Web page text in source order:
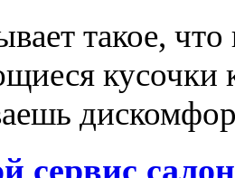
такое,
сервис